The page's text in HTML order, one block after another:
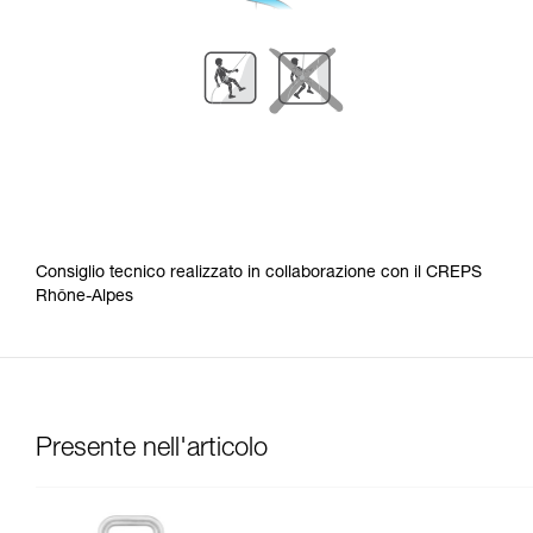
Consiglio tecnico realizzato in collaborazione con il CREPS
Rhône-Alpes
Presente nell'articolo